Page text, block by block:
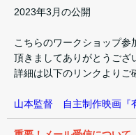
2023年3月の公開
こちらのワークショップ
頂きましてありがとうござ
詳細は以下のリンクよりご
山本監督 自主制作映画『